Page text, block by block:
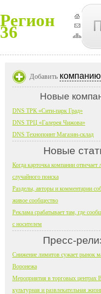
Регион
36
Добавить компанию
Новые
DNS ТРК «Сити-парк Град»
DNS ТРЦ «Галерея Чижова»
DNS Технопоинт Магазин-склад
Новые
Когда карточка компании отвечает
случайного поиска
Разделы, авторы и комментарии
живое сообщество
Реклама срабатывает там, где
с носителем
Пресс-
Снижение лимитов сужает рынок
Воронежа
Мероприятия в торговых центрах
культурная и развлекательная